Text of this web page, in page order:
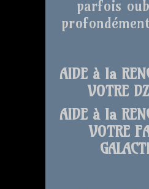
parfois
AIDE à la
VOTRE
AIDE à la
VOTRE